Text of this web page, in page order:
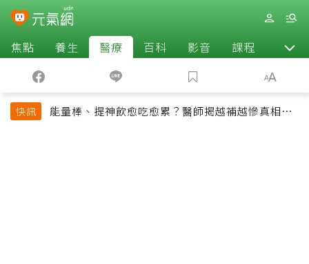
焦點 養生 醫療 百科 影音 課程 退休
快訊
能量棒、提神飲愈吃愈累？醫師揭越補越慘真相：